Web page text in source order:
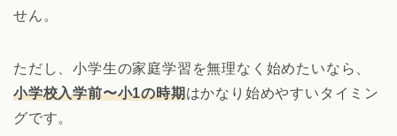
せん。
ただし、小学生の家庭学習を無理なく始めたいなら、
小学校入学前〜小1の時期はかなり始めやすいタイミン
グです。